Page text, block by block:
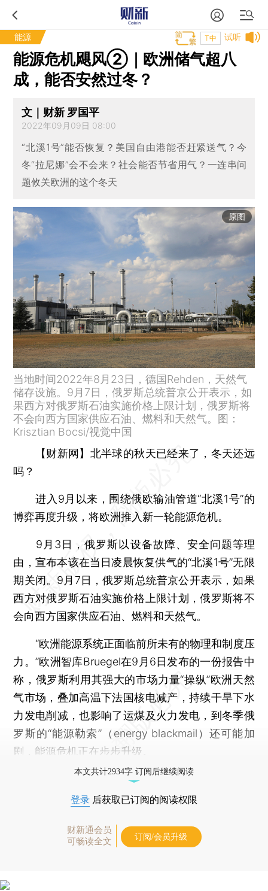
能源 试听
T中
能源危机飓风②｜欧洲储气超八
成，能否安然过冬？
文｜财新 罗国平
2022年09月09日 08:00
“北溪1号”能否恢复？美国自由港能否赶紧送气？今
冬“拉尼娜”会不会来？社会能否节省用气？一连串问
题攸关欧洲的这个冬天
原图
当地时间2022年8月23日，德国Rehden，天然气
储存设施。9月7日，俄罗斯总统普京公开表示，如
果西方对俄罗斯石油实施价格上限计划，俄罗斯将
不会向西方国家供应石油、燃料和天然气。图：
Krisztian Bocsi/视觉中国
【财新网】 北半球的秋天已经来了，冬天还远
吗？
进入9月以来，围绕俄欧输油管道“北溪1号”的
博弈再度升级，将欧洲推入新一轮能源危机。
9月3日，俄罗斯以设备故障、安全问题等理
由，宣布本该在当日凌晨恢复供气的“北溪1号”无限
期关闭。9月7日，俄罗斯总统普京公开表示，如果
西方对俄罗斯石油实施价格上限计划，俄罗斯将不
会向西方国家供应石油、燃料和天然气。
“欧洲能源系统正面临前所未有的物理和制度压
力。”欧洲智库Bruegel在9月6日发布的一份报告中
称，俄罗斯利用其强大的市场力量“操纵”欧洲天然
气市场，叠加高温下法国核电减产，持续干旱下水
力发电削减，也影响了运煤及火力发电，到冬季俄
罗斯的“能源勒索”（energy blackmail）还可能加
剧，能源危机正在步步升级。
本文共计2934字 订阅后继续阅读
登录 后获取已订阅的阅读权限
财新通会员
可畅读全文
订阅/会员升级